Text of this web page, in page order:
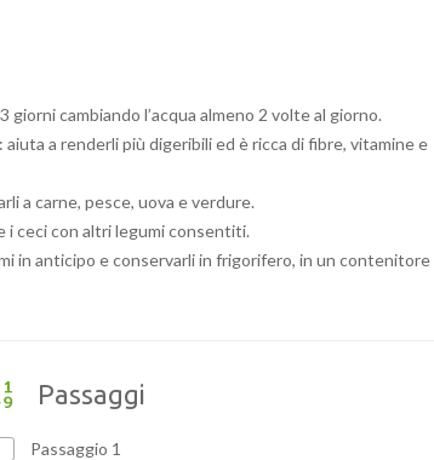
cambiando l’acqua almeno 2 volte al giorno.
a renderli più digeribili ed è ricca di fibre, vitamine e
a carne, pesce, uova e verdure.
ceci con altri legumi consentiti.
in anticipo e conservarli in frigorifero, in un contenitore
Passaggi
Passaggio 1